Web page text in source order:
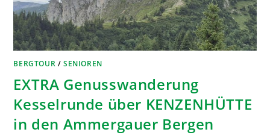
BERGTOUR /SENIOREN
EXTRA Genusswanderung
Kesselrunde über KENZENHÜTTE
in den Ammergauer Bergen